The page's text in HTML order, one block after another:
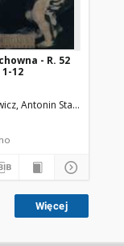
Red.
- R. 52
1-12
Antonin Stanisław
Więcej